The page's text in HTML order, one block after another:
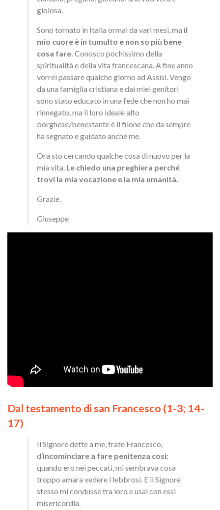
gioiosa.
Sono tornato in Italia ormai da vari mesi, ma il
mio cuore è in tumulto e non so più bene
cosa fare. Conosco pochissimo della
spiritualità e della vita francescana. A fine anno
vorrei passare qualche giorno ad Assisi. Vengo
da una famiglia cristiana e dai miei genitori
sono stato educato in una fede che non ho mai
rinnegato, ma il loro ideale alto
borghese/benestante è il filone che da sempre
ha segnato e guidato anche me.
Ora sto cercando qualche cosa di nuovo per la
mia vita. Le chiedo una preghiera perché
trovi la mia vocazione e la mia umanità.
Grazie.
Giuseppe
Dal testamento di san Francesco (1-3; 14-
17)
Il Signore dette a me, frate Francesco,
d’incominciare a fare penitenza così:
quando ero nei peccati, mi sembrava cosa
troppo amara vedere i lebbrosi. E il Signore
stesso mi condusse tra loro e usai con essi
misericordia.